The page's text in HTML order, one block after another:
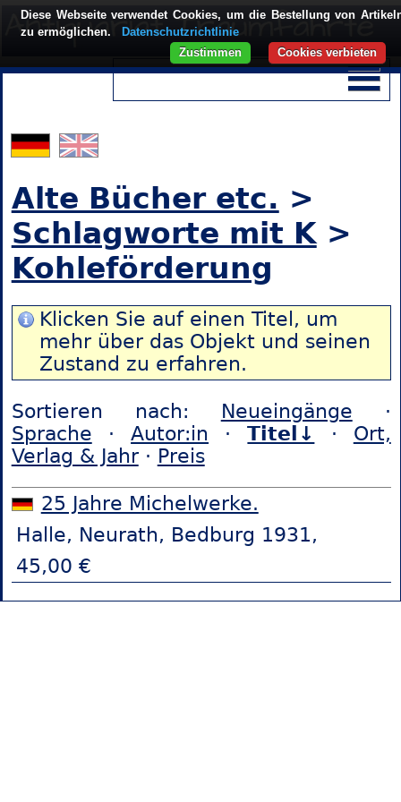
Alte Bücher etc. >
Schlagworte mit K>
Kohleförderung
Klicken Sie auf einen Titel, um
mehr über das Objekt und seinen
Zustand zu erfahren.
Sortieren nach: Neueingänge ·
Sprache ·Autor:in ·Titel↓ · Ort,
Verlag & Jahr· Preis
25 Jahre Michelwerke.
Halle, Neurath, Bedburg 1931,
45,00 €
Diese Webseite verwendet Cookies, um die Bestellung von
zu ermöglichen.
Datenschutzrichtlinie
Cookies verbieten
Zustimmen